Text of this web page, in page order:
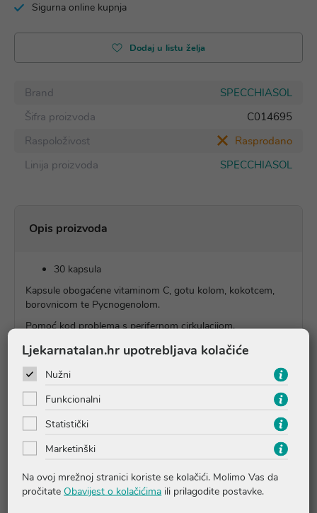
Sigurna online kupnja
Dodaj u listu želja
Brand
SPECCHIASOL
Šifra proizvoda
C014695
Raspoloživost
Rasprodano
Linija proizvoda
SPECCHIASOL
Opis proizvoda
30 kapsula
Kapsule obogaćene vitaminom C, gotu kolom, kokotcem,
borovnicom te Pycnogenolom.
Pomoć kod problema s perifernom cirkulacijom.
SASTAV:
L-askorbinska kiselina (vitamin C)
suhi ekstrakt zeleni gotu kole (Centella asiatica L.)
standardizirana na 40% ukupnih terpena izraženih
suhi ekstrakt cvijeta i biljke kokotca (Melilotus
suhi ekstrakt ploda borovnice (Vaccinium myrtillus L.)
suhi ekstarkt Pycnogenolｮ (Pinus pinaster Aiton)
standardiziran na 65% procijanidina,
Ljekarnatalan.hr upotrebljava kolačiće
Nužni
Funkcionalni
Statistički
Marketinški
Na ovoj mrežnoj stranici koriste se kolačići. Molimo Vas da
pročitate Obavijest o kolačićima ili prilagodite postavke.